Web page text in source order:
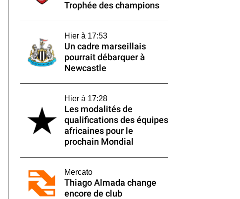
Trophée des champions
Hier à 17:53
Un cadre marseillais
pourrait débarquer à
Newcastle
Hier à 17:28
Les modalités de
qualifications des équipes
africaines pour le
prochain Mondial
Mercato
Thiago Almada change
encore de club